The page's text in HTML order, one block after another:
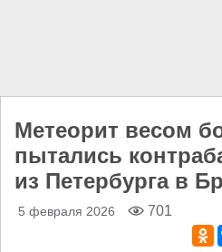
Метеорит весом
пытались
из Петербурга в
5 февраля 2026 701